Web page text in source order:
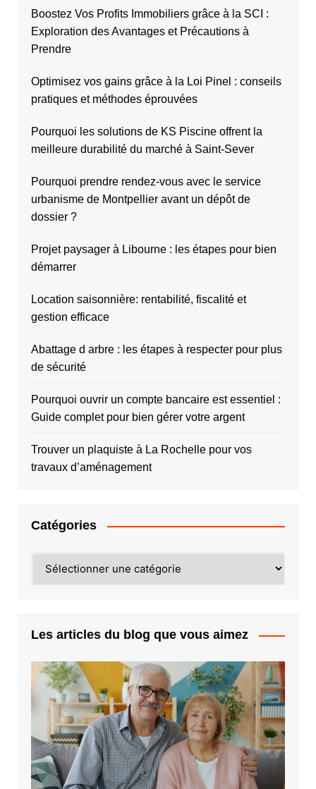
Boostez Vos Profits Immobiliers grâce à la SCI :
Exploration des Avantages et Précautions à
Prendre
Optimisez vos gains grâce à la Loi Pinel : conseils
pratiques et méthodes éprouvées
Pourquoi les solutions de KS Piscine offrent la
meilleure durabilité du marché à Saint-Sever
Pourquoi prendre rendez-vous avec le service
urbanisme de Montpellier avant un dépôt de
dossier ?
Projet paysager à Libourne : les étapes pour bien
démarrer
Location saisonnière: rentabilité, fiscalité et
gestion efficace
Abattage d arbre : les étapes à respecter pour plus
de sécurité
Pourquoi ouvrir un compte bancaire est essentiel :
Guide complet pour bien gérer votre argent
Trouver un plaquiste à La Rochelle pour vos
travaux d’aménagement
Catégories
Les articles du blog que vous aimez